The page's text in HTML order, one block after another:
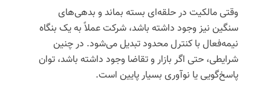
وقتی مالکیت در حلقه‌ای بسته بماند و بدهی‌های
سنگین نیز وجود داشته باشد، شرکت عملاً به یک بنگاه
نیمه‌فعال با کنترل محدود تبدیل می‌شود. در چنین
شرایطی، حتی اگر بازار و تقاضا وجود داشته باشد، توان
پاسخ‌گویی یا نوآوری بسیار پایین است.